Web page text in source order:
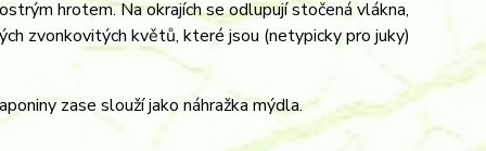
hrotem. Na okrajích se odlupují stočená vlákna,
zvonkovitých květů, které jsou (netypicky pro juky)
zase slouží jako náhražka mýdla.